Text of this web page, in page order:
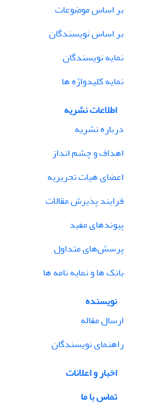
بر اساس موضوعات
بر اساس نویسندگان
نمایه نویسندگان
نمایه کلیدواژه ها
اطلاعات نشریه
درباره نشریه
اهداف و چشم انداز
اعضای هیات تحریریه
فرایند پذیرش مقالات
پیوندهای مفید
پرسش‌های متداول
بانک ها و نمایه نامه ها
نویسنده
ارسال مقاله
راهنمای نویسندگان
اخبار و اعلانات
تماس با ما